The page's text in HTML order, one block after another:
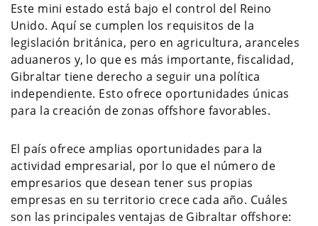
Este mini estado está bajo el control del Reino
Unido. Aquí se cumplen los requisitos de la
legislación británica, pero en agricultura, aranceles
aduaneros y, lo que es más importante, fiscalidad,
Gibraltar tiene derecho a seguir una política
independiente. Esto ofrece oportunidades únicas
para la creación de zonas offshore favorables.
El país ofrece amplias oportunidades para la
actividad empresarial, por lo que el número de
empresarios que desean tener sus propias
empresas en su territorio crece cada año. Cuáles
son las principales ventajas de Gibraltar offshore: